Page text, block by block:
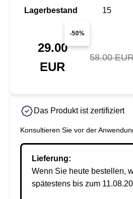
Lagerbestand 15
-50%
29.00
EUR
58.00
Das Produkt ist zertifiziert
Konsultieren Sie vor der
Lieferung:
Wenn Sie heute bestellen,
spätestens bis zum